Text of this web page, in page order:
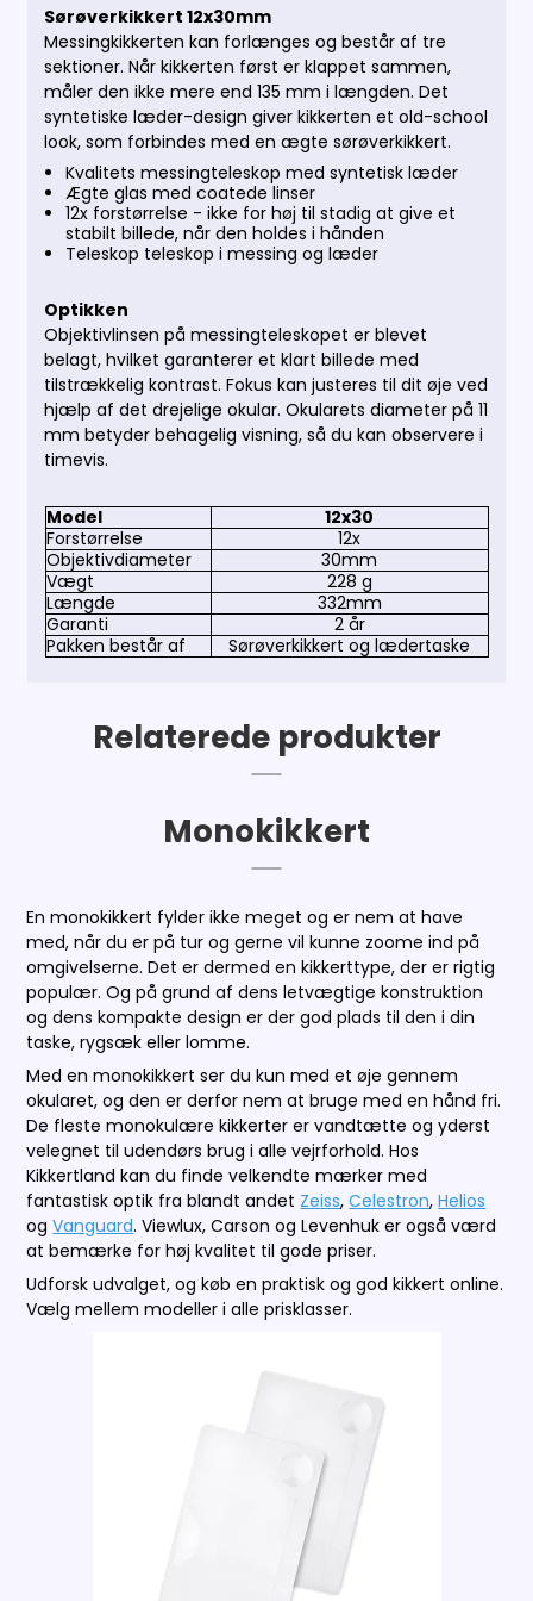
Sørøverkikkert 12x30mm
Messingkikkerten kan forlænges og består af tre
sektioner. Når kikkerten først er klappet sammen,
måler den ikke mere end 135 mm i længden. Det
syntetiske læder-design giver kikkerten et old-school
look, som forbindes med en ægte sørøverkikkert.
Kvalitets messingteleskop med syntetisk læder
Ægte glas med coatede linser
12x forstørrelse - ikke for høj til stadig at give et
stabilt billede, når den holdes i hånden
Teleskop teleskop i messing og læder
Optikken
Objektivlinsen på messingteleskopet er blevet
belagt, hvilket garanterer et klart billede med
tilstrækkelig kontrast. Fokus kan justeres til dit øje ved
hjælp af det drejelige okular. Okularets diameter på 11
mm betyder behagelig visning, så du kan observere i
timevis.
Model
12x30
Forstørrelse
12x
Objektivdiameter
30mm
Vægt
228 g
Længde
332mm
Garanti
2 år
Pakken består af
Sørøverkikkert og lædertaske
Relaterede produkter
Monokikkert
En monokikkert fylder ikke meget og er nem at have
med, når du er på tur og gerne vil kunne zoome ind på
omgivelserne. Det er dermed en kikkerttype, der er rigtig
populær. Og på grund af dens letvægtige konstruktion
og dens kompakte design er der god plads til den i din
taske, rygsæk eller lomme.
Med en monokikkert ser du kun med et øje gennem
okularet, og den er derfor nem at bruge med en hånd fri.
De fleste monokulære kikkerter er vandtætte og yderst
velegnet til udendørs brug i alle vejrforhold. Hos
Kikkertland kan du finde velkendte mærker med
fantastisk optik fra blandt andet Zeiss,Celestron,Helios
ogVanguard. Viewlux, Carson og Levenhuk er også værd
at bemærke for høj kvalitet til gode priser.
Udforsk udvalget, og køb en praktisk og god kikkert online.
Vælg mellem modeller i alle prisklasser.